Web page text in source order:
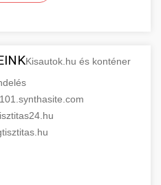
Kisautok.hu és konténer